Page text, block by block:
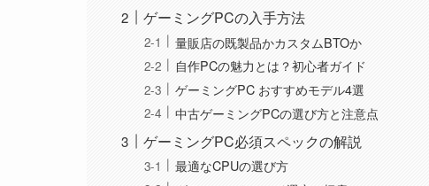
ゲーミングPCの入手方法
量販店の既製品かカスタムBTOか
自作PCの魅力とは？初心者ガイド
ゲーミングPC おすすめモデル4選
中古ゲーミングPCの選び方と注意点
ゲーミングPC必須スペックの解説
最適なCPUの選び方